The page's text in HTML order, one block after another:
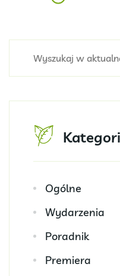
Ogólne
Wydarzenia
Poradnik
Premiera